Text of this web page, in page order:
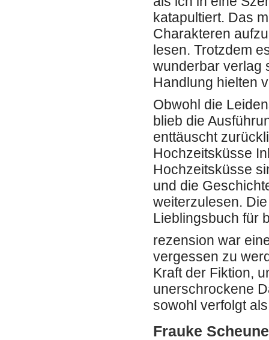
katapultiert. Das
Charakteren
lesen. Trotzdem
wunderbar verlag
Handlung hielten
Obwohl die
blieb die
enttäuscht
Hochzeitsküsse
Hochzeitsküsse
und die
weiterzulesen.
Lieblingsbuch für
rezension war
vergessen zu
Kraft der Fiktion,
unerschrockene
sowohl verfolgt
Frauke